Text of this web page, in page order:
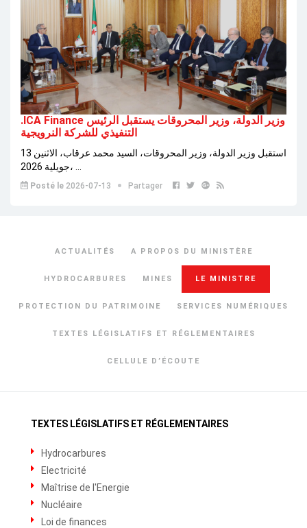
.ICA Finance وزير الدولة، وزير المحروقات يستقبل الرئيس
التنفيذي للشركة النرويجية
استقبل وزير الدولة، وزير المحروقات، السيد محمد عرقاب، الاثنين 13
جويلية 2026، ...
Posté le2026-07-13 Partager
ACTUALITÉS A PROPOS DU MINISTÈRE
HYDROCARBURES MINES LE MINISTRE
PROTECTION DU PATRIMOINE SERVICES NUMÉRIQUES
TEXTES LÉGISLATIFS ET RÉGLEMENTAIRES
CELLULE D’ÉCOUTE
TEXTES LÉGISLATIFS ET RÉGLEMENTAIRES
Hydrocarbures
Electricité
Maîtrise de l'Energie
Nucléaire
Loi de finances